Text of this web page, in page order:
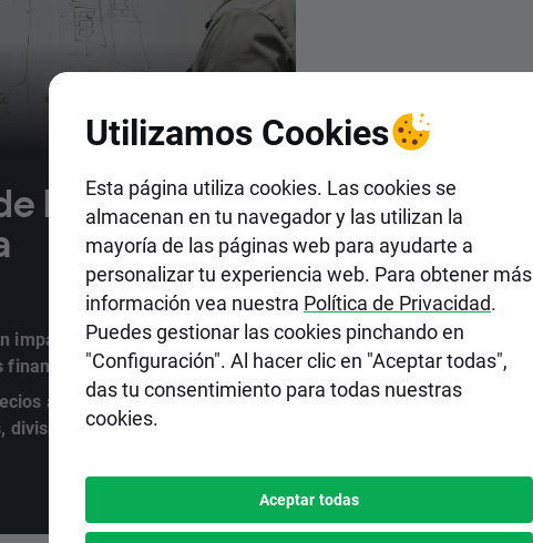
la
impacto
financieros?
al consumidor
divisas y otros
es importante
Utilizamos Cookies
Esta página utiliza cookies. Las cookies se
almacenan en tu navegador y las utilizan la
mayoría de las páginas web para ayudarte a
personalizar tu experiencia web. Para obtener más
información vea nuestra Política de Privacidad.
Puedes gestionar las cookies pinchando en
"Configuración". Al hacer clic en "Aceptar todas",
das tu consentimiento para todas nuestras
cookies.
Aceptar todas